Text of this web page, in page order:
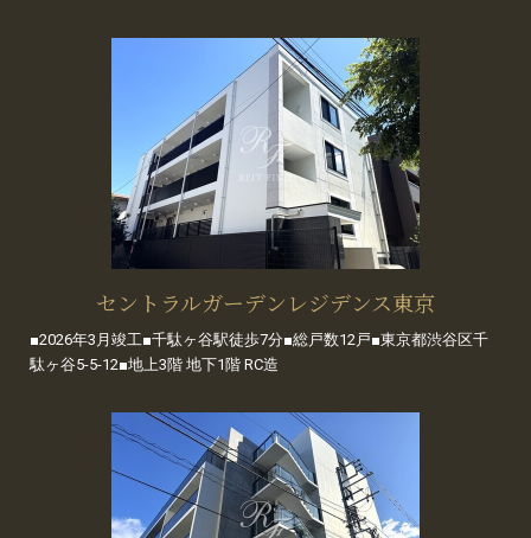
セントラルガーデンレジデンス東京
■2026年3月竣工■千駄ヶ谷駅徒歩7分■総戸数12戸■東京都渋谷区千
駄ヶ谷5-5-12■地上3階 地下1階 RC造